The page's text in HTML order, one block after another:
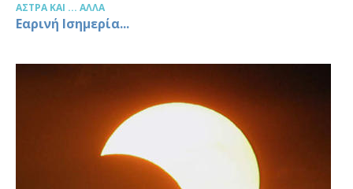
ΆΣΤΡΑ ΚΑΙ ... ΆΛΛΑ
Εαρινή Ισημερία...